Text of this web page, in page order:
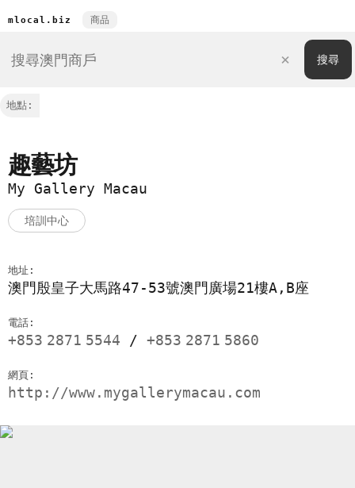
mlocal.biz 商品
地點:
趣藝坊
My Gallery Macau
培訓中心
地址:
澳門殷皇子大馬路47-53號澳門廣場21樓A,B座
電話:
+853 2871 5544 / +853 2871 5860
網頁:
http://www.mygallerymacau.com